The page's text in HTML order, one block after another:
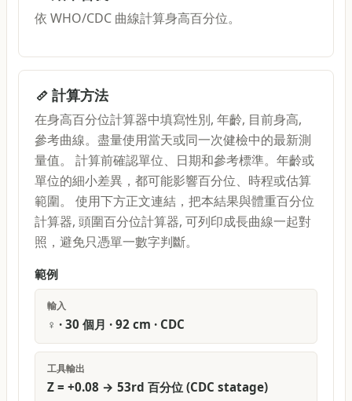
依 WHO/CDC 曲線計算身高百分位。
計算方法
在身高百分位計算器中填寫性別, 年齡, 目前身高,
參考曲線。盡量使用當天或同一次健檢中的最新測
量值。 計算前確認單位、日期和參考標準。年齡或
單位的細小差異，都可能影響百分位、時程或估算
範圍。 使用下方正文連結，把本結果與體重百分位
計算器, 頭圍百分位計算器, 可列印成長曲線一起對
照，避免只憑單一數字判斷。
範例
輸入
♀ · 30 個月 · 92 cm · CDC
工具輸出
Z = +0.08 → 53rd 百分位 (CDC statage)